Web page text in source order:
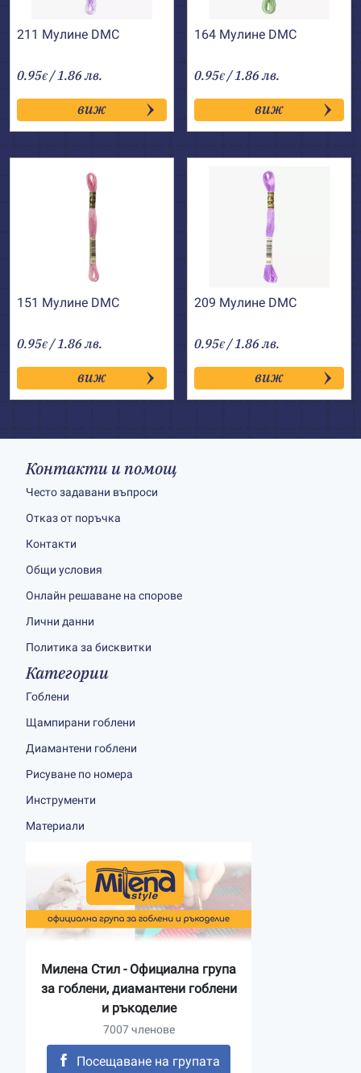
211 Мулине DMC
0.95€ / 1.86 лв.
виж
164 Мулине DMC
0.95€ / 1.86 лв.
виж
151 Мулине DMC
0.95€ / 1.86 лв.
виж
209 Мулине DMC
0.95€ / 1.86 лв.
виж
Контакти и помощ
Често задавани въпроси
Отказ от поръчка
Контакти
Общи условия
Онлайн решаване на спорове
Лични данни
Политика за бисквитки
Категории
Гоблени
Щампирани гоблени
Диамантени гоблени
Рисуване по номера
Инструменти
Материали
Милена Стил - Официална група
за гоблени, диамантени гоблени
и ръкоделие
7007 членове
Посещаване на групата